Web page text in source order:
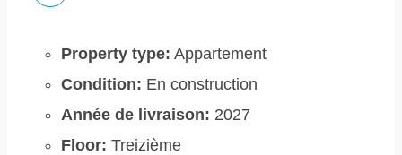
Property type: Appartement
Condition: En construction
Année de livraison: 2027
Floor: Treizième